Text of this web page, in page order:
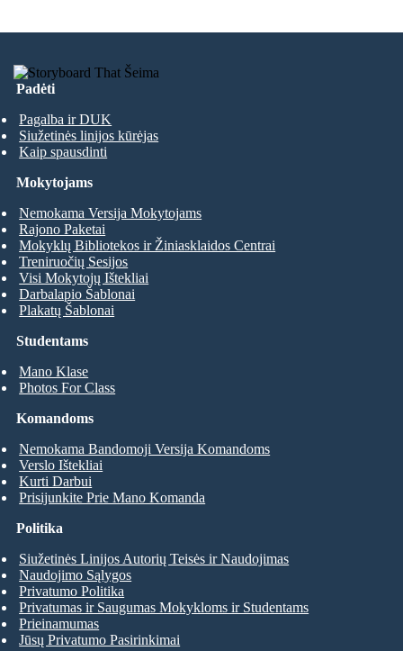
Padėti
Pagalba ir DUK
Siužetinės linijos kūrėjas
Kaip spausdinti
Studentams
Mano Klase
Photos For Class
Mokytojams
Nemokama Versija Mokytojams
Rajono Paketai
Mokyklų Bibliotekos ir Žiniasklaidos Centrai
Treniruočių Sesijos
Visi Mokytojų Ištekliai
Darbalapio Šablonai
Plakatų Šablonai
Komandoms
Nemokama Bandomoji Versija Komandoms
Verslo Ištekliai
Kurti Darbui
Prisijunkite Prie Mano Komanda
Politika
Siužetinės Linijos Autorių Teisės ir Naudojimas
Naudojimo Sąlygos
Privatumo Politika
Privatumas ir Saugumas Mokykloms ir Studentams
Prieinamumas
Jūsų Privatumo Pasirinkimai